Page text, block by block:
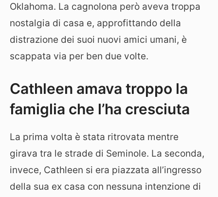
Oklahoma. La cagnolona però aveva troppa
nostalgia di casa e, approfittando della
distrazione dei suoi nuovi amici umani, è
scappata via per ben due volte.
Cathleen amava troppo la
famiglia che l’ha cresciuta
La prima volta è stata ritrovata mentre
girava tra le strade di Seminole. La seconda,
invece, Cathleen si era piazzata all’ingresso
della sua ex casa con nessuna intenzione di